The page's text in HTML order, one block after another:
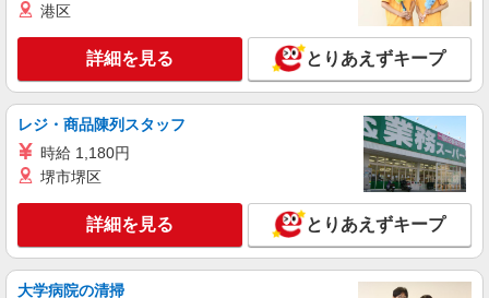
港区
詳細を見る とりあえずキープ
レジ・商品陳列スタッフ
時給 1,180円
堺市堺区
詳細を見る とりあえずキープ
大学病院の清掃